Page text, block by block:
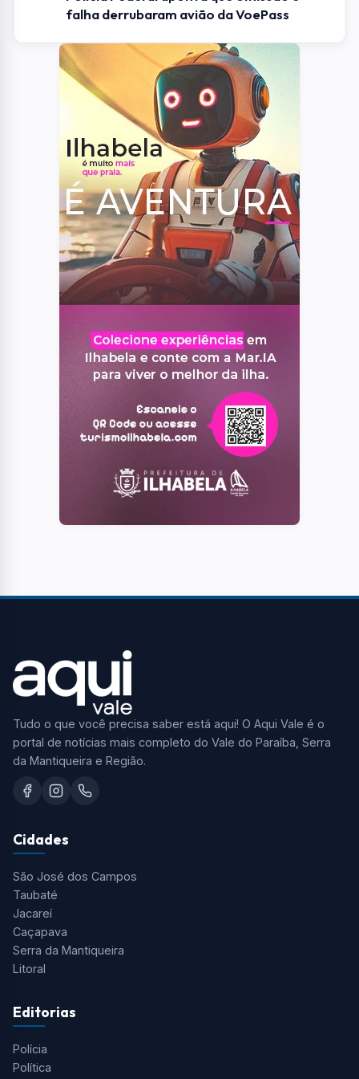
Tudo o que você precisa saber está aqui! O Aqui Vale é o
portal de notícias mais completo do Vale do Paraíba, Serra
da Mantiqueira e Região.
Cidades
São José dos Campos
Taubaté
Jacareí
Caçapava
Serra da Mantiqueira
Litoral
Editorias
Polícia
Política